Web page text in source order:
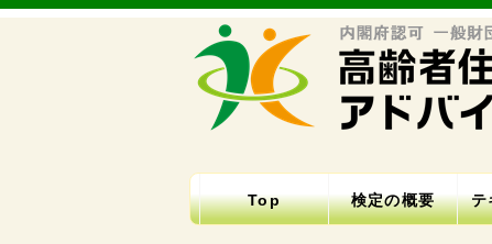
Top 検定の概要 テ